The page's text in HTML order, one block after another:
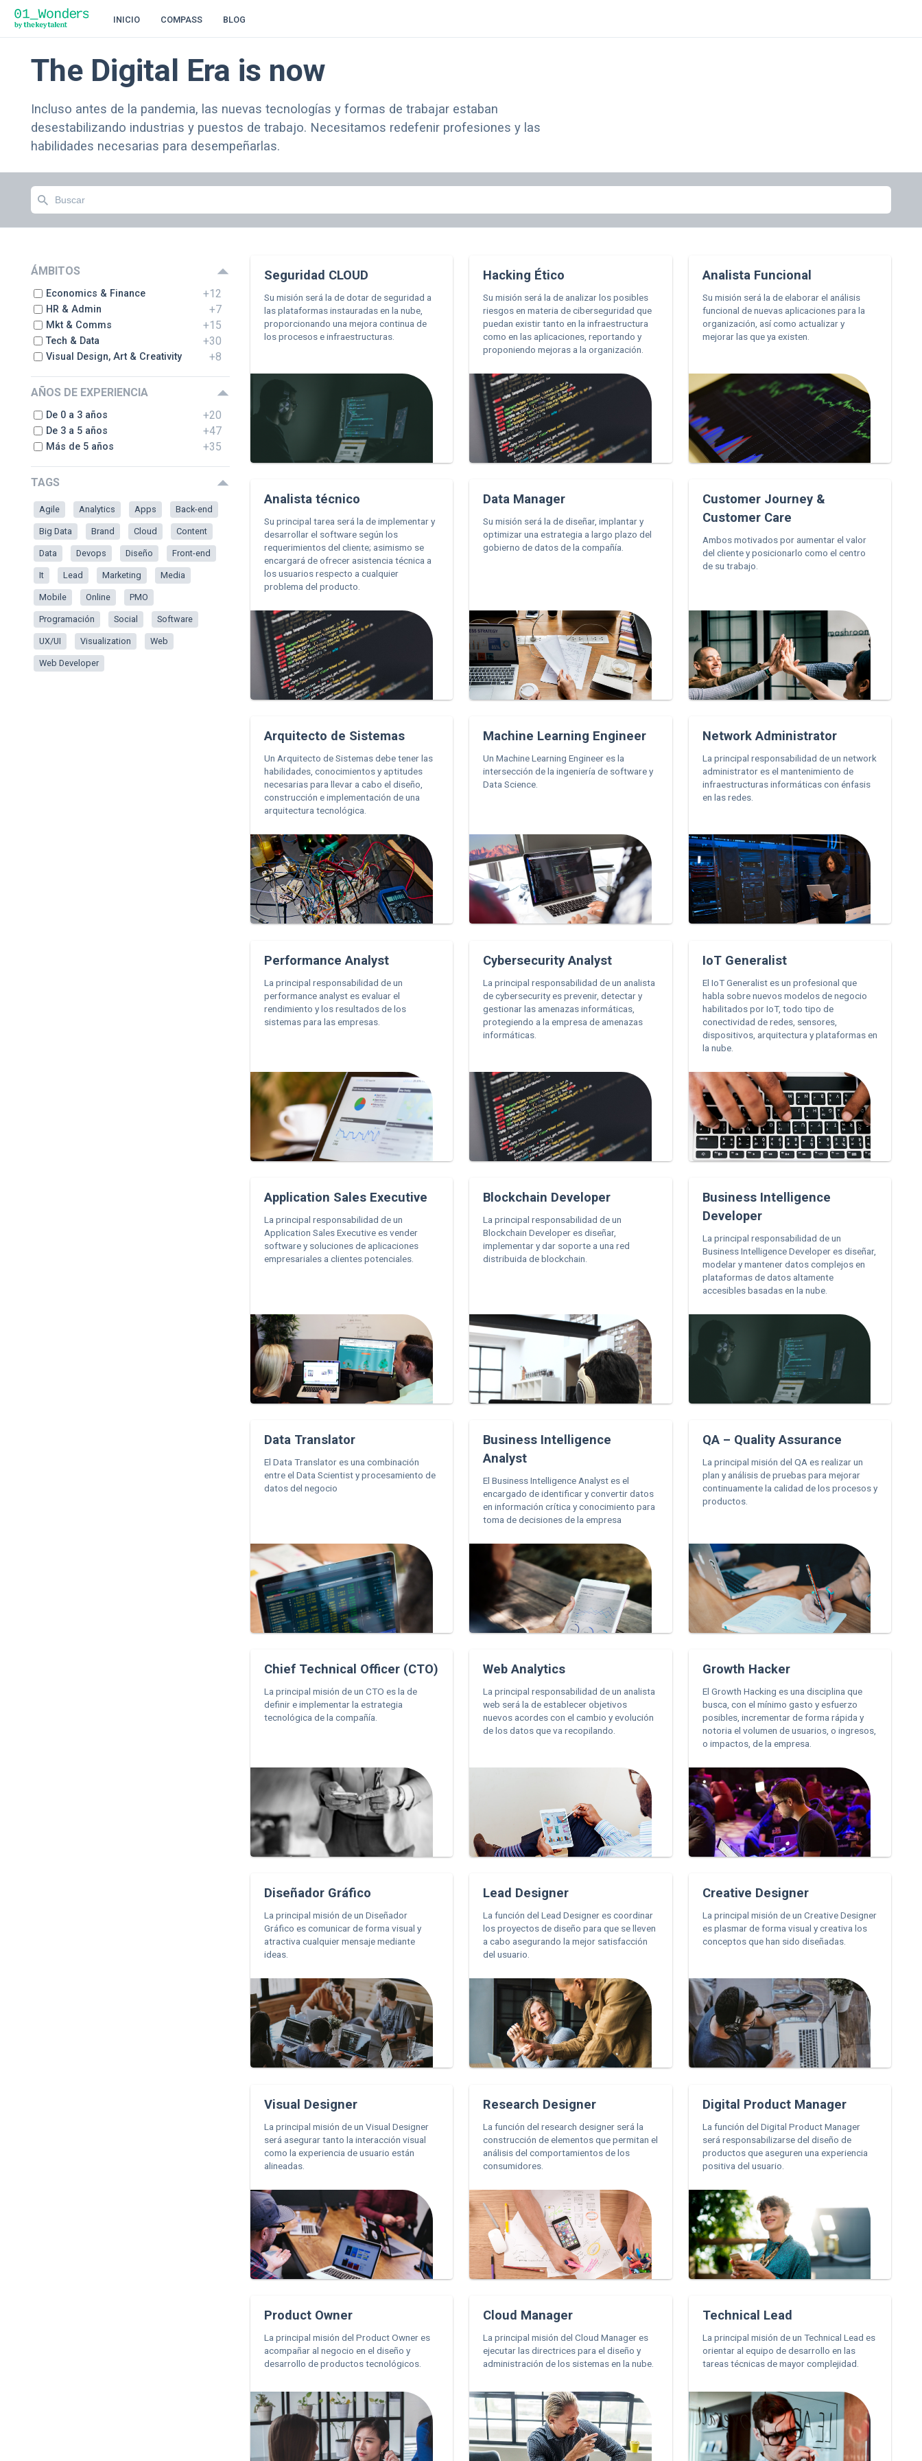
INICIO COMPASS BLOG
The Digital Era is now
Incluso antes de la pandemia, las nuevas tecnologías y formas de trabajar estaban
desestabilizando industrias y puestos de trabajo. Necesitamos redefenir profesiones y las
habilidades necesarias para desempeñarlas.
ÁMBITOS
Economics & Finance +12
HR & Admin +7
Mkt & Comms +15
Tech & Data +30
Visual Design, Art & Creativity +8
AÑOS DE EXPERIENCIA
De 0 a 3 años +20
De 3 a 5 años +47
Más de 5 años +35
TAGS
Agile Analytics Apps Back-end
Big Data Brand Cloud Content
Data Devops Diseño Front-end
It Lead Marketing Media
Mobile Online PMO
Programación Social Software
UX/UI Visualization Web
Web Developer
Seguridad CLOUD
Su misión será la de dotar de seguridad a
las plataformas instauradas en la nube,
proporcionando una mejora continua de
los procesos e infraestructuras.
Hacking Ético
Su misión será la de analizar los posibles
riesgos en materia de ciberseguridad que
puedan existir tanto en la infraestructura
como en las aplicaciones, reportando y
proponiendo mejoras a la organización.
Analista Funcional
Su misión será la de elaborar el análisis
funcional de nuevas aplicaciones para la
organización, así como actualizar y
mejorar las que ya existen.
Analista técnico
Su principal tarea será la de implementar y
desarrollar el software según los
requerimientos del cliente; asimismo se
encargará de ofrecer asistencia técnica a
los usuarios respecto a cualquier
problema del producto.
Data Manager
Su misión será la de diseñar, implantar y
optimizar una estrategia a largo plazo del
gobierno de datos de la compañía.
Customer Journey &
Customer Care
Ambos motivados por aumentar el valor
del cliente y posicionarlo como el centro
de su trabajo.
Arquitecto de Sistemas
Un Arquitecto de Sistemas debe tener las
habilidades, conocimientos y aptitudes
necesarias para llevar a cabo el diseño,
construcción e implementación de una
arquitectura tecnológica.
Machine Learning Engineer
Un Machine Learning Engineer es la
intersección de la ingeniería de software y
Data Science.
Network Administrator
La principal responsabilidad de un network
administrator es el mantenimiento de
infraestructuras informáticas con énfasis
en las redes.
Performance Analyst
La principal responsabilidad de un
performance analyst es evaluar el
rendimiento y los resultados de los
sistemas para las empresas.
Cybersecurity Analyst
La principal responsabilidad de un analista
de cybersecurity es prevenir, detectar y
gestionar las amenazas informáticas,
protegiendo a la empresa de amenazas
informáticas.
IoT Generalist
El IoT Generalist es un profesional que
habla sobre nuevos modelos de negocio
habilitados por IoT, todo tipo de
conectividad de redes, sensores,
dispositivos, arquitectura y plataformas en
la nube.
Application Sales Executive
La principal responsabilidad de un
Application Sales Executive es vender
software y soluciones de aplicaciones
empresariales a clientes potenciales.
Blockchain Developer
La principal responsabilidad de un
Blockchain Developer es diseñar,
implementar y dar soporte a una red
distribuida de blockchain.
Business Intelligence
Developer
La principal responsabilidad de un
Business Intelligence Developer es diseñar,
modelar y mantener datos complejos en
plataformas de datos altamente
accesibles basadas en la nube.
Data Translator
El Data Translator es una combinación
entre el Data Scientist y procesamiento de
datos del negocio
Business Intelligence
Analyst
El Business Intelligence Analyst es el
encargado de identificar y convertir datos
en información crítica y conocimiento para
toma de decisiones de la empresa
QA – Quality Assurance
La principal misión del QA es realizar un
plan y análisis de pruebas para mejorar
continuamente la calidad de los procesos y
productos.
Chief Technical Officer (CTO)
La principal misión de un CTO es la de
definir e implementar la estrategia
tecnológica de la compañía.
Web Analytics
La principal responsabilidad de un analista
web será la de establecer objetivos
nuevos acordes con el cambio y evolución
de los datos que va recopilando.
Growth Hacker
El Growth Hacking es una disciplina que
busca, con el mínimo gasto y esfuerzo
posibles, incrementar de forma rápida y
notoria el volumen de usuarios, o ingresos,
o impactos, de la empresa.
Diseñador Gráfico
La principal misión de un Diseñador
Gráfico es comunicar de forma visual y
atractiva cualquier mensaje mediante
ideas.
Lead Designer
La función del Lead Designer es coordinar
los proyectos de diseño para que se lleven
a cabo asegurando la mejor satisfacción
del usuario.
Creative Designer
La principal misión de un Creative Designer
es plasmar de forma visual y creativa los
conceptos que han sido diseñadas.
Visual Designer
La principal misión de un Visual Designer
será asegurar tanto la interacción visual
como la experiencia de usuario están
alineadas.
Research Designer
La función del research designer será la
construcción de elementos que permitan el
análisis del comportamientos de los
consumidores.
Digital Product Manager
La función del Digital Product Manager
será responsabilizarse del diseño de
productos que aseguren una experiencia
positiva del usuario.
Product Owner
La principal misión del Product Owner es
acompañar al negocio en el diseño y
desarrollo de productos tecnológicos.
Cloud Manager
La principal misión del Cloud Manager es
ejecutar las directrices para el diseño y
administración de los sistemas en la nube.
Technical Lead
La principal misión de un Technical Lead es
orientar al equipo de desarrollo en las
tareas técnicas de mayor complejidad.